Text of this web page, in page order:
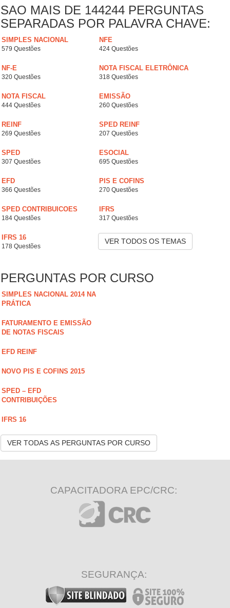
SAO MAIS DE 144244 PERGUNTAS
SEPARADAS POR PALAVRA CHAVE:
SIMPLES NACIONAL
579 Questões
NFE
424 Questões
NF-E
320 Questões
NOTA FISCAL ELETRÔNICA
318 Questões
NOTA FISCAL
444 Questões
EMISSÃO
260 Questões
REINF
269 Questões
SPED REINF
207 Questões
SPED
307 Questões
ESOCIAL
695 Questões
EFD
366 Questões
PIS E COFINS
270 Questões
SPED CONTRIBUICOES
184 Questões
IFRS
317 Questões
IFRS 16
178 Questões
VER TODOS OS TEMAS
PERGUNTAS POR CURSO
SIMPLES NACIONAL 2014 NA
PRÁTICA
FATURAMENTO E EMISSÃO
DE NOTAS FISCAIS
EFD REINF
NOVO PIS E COFINS 2015
SPED – EFD
CONTRIBUIÇÕES
IFRS 16
VER TODAS AS PERGUNTAS POR CURSO
CAPACITADORA EPC/CRC:
SEGURANÇA: